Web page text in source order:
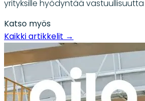
yrityksille hyödyntää
Katso myös
Kaikki artikkelit →